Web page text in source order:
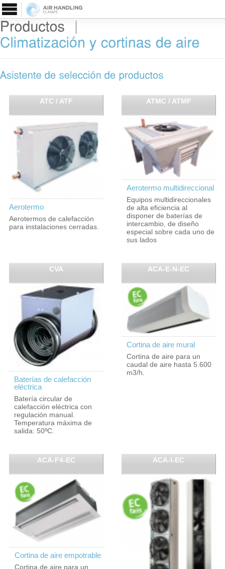
|
ATC / ATF
Aerotermo
Aerotermos de calefacción
para instalaciones cerradas.
ATMC / ATMF
Aerotermo multidireccional
Equipos multidireccionales
de alta eficiencia al
disponer de baterías de
intercambio, de diseño
especial sobre cada uno de
sus lados
CVA
Baterías de calefacción
eléctrica
Batería circular de
calefacción eléctrica con
regulación manual.
Temperatura máxima de
salida: 50ºC.
ACA-E-N-EC
Cortina de aire mural
Cortina de aire para un
caudal de aire hasta 5.600
m3/h.
ACA-F4-EC
Cortina de aire empotrable
Cortina de aire para un
ACA-I-EC